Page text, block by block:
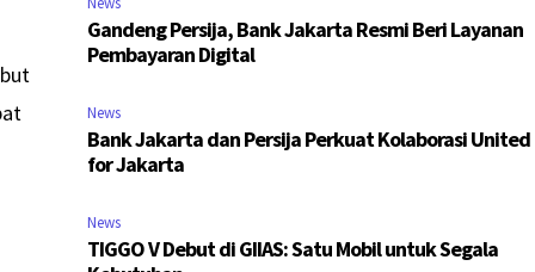
Gandeng Persija, Bank Jakarta Resmi Beri Layanan
Pembayaran Digital
News
Bank Jakarta dan Persija Perkuat Kolaborasi United
for Jakarta
News
TIGGO V Debut di GIIAS: Satu Mobil untuk Segala